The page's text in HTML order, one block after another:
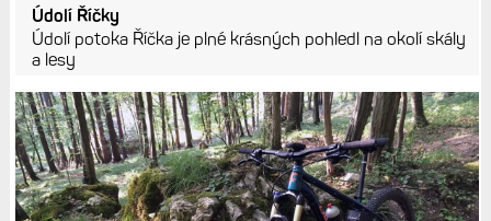
Údolí Říčky
Údolí potoka Říčka je plné krásných pohledl na okolí skály
a lesy